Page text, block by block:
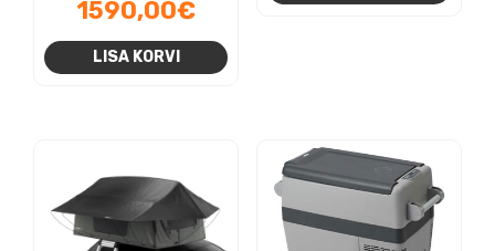
hind
oli:
2153,74€.
1590,00€Praegune
hind
on:
LISA KORVI